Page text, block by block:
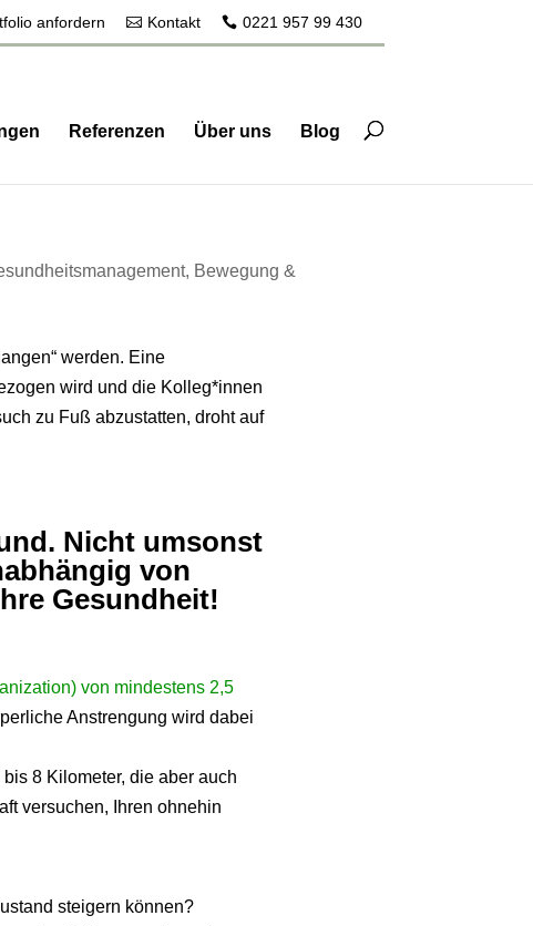
anfordern Kontakt 0221 957 99 430
Referenzen Über uns Blog
, Bewegung &
werden. Eine
wird und die Kolleg*innen
zu Fuß abzustatten, droht auf
Nicht umsonst
von
Gesundheit!
von mindestens 2,5
Anstrengung wird dabei
8 Kilometer, die aber auch
versuchen, Ihren ohnehin
steigern können?